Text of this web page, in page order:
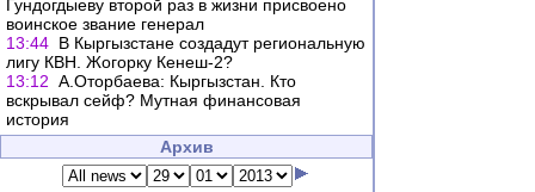
Гундогдыеву второй раз в жизни присвоено
воинское звание генерал
13:44 В Кыргызстане создадут региональную
лигу КВН. Жогорку Кенеш-2?
13:12 А.Оторбаева: Кыргызстан. Кто
вскрывал сейф? Мутная финансовая
история
Архив